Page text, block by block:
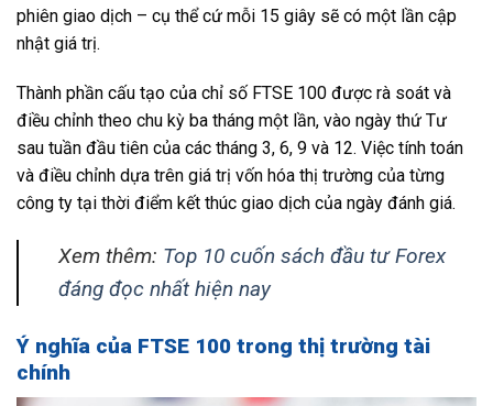
phiên giao dịch – cụ thể cứ mỗi 15 giây sẽ có một lần cập
nhật giá trị.
Thành phần cấu tạo của chỉ số FTSE 100 được rà soát và
điều chỉnh theo chu kỳ ba tháng một lần, vào ngày thứ Tư
sau tuần đầu tiên của các tháng 3, 6, 9 và 12. Việc tính toán
và điều chỉnh dựa trên giá trị vốn hóa thị trường của từng
công ty tại thời điểm kết thúc giao dịch của ngày đánh giá.
Xem thêm: Top 10 cuốn sách đầu tư Forex
đáng đọc nhất hiện nay
Ý nghĩa của FTSE 100 trong thị trường tài
chính